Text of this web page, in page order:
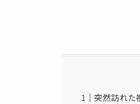
突然訪れた